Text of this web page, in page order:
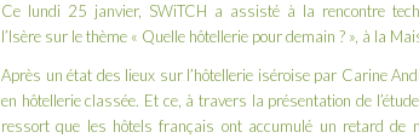
Ce lundi 25 janvier, SWiTCH a assisté à la rencontre
l’Isère sur le thème « Quelle hôtellerie pour demain ? », à la
Après unétat des lieux sur l’hôtellerie iséroisepar Carine
en hôtellerie classée. Et ce, à travers la présentation de
ressort que les hôtels français ont accumulé un retard